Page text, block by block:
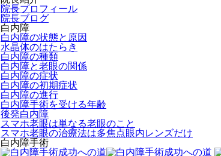
院長プロフィール
院長ブログ
白内障
白内障の状態と原因
水晶体のはたらき
白内障の種類
白内障と老眼の関係
白内障の症状
白内障の初期症状
白内障の進行
白内障手術を受ける年齢
後発白内障
スマホ老眼は単なる老眼のこと
スマホ老眼の治療法は多焦点眼内レンズだけ
白内障手術